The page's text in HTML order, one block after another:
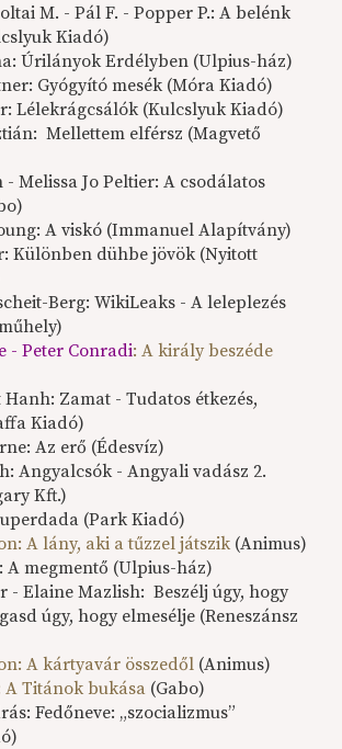
M. - Pál F. - Popper P.: A belénk
Kiadó)
Úrilányok Erdélyben (Ulpius-ház)
Gyógyító mesék (Móra Kiadó)
Lélekrágcsálók (Kulcslyuk Kiadó)
Mellettem elférsz (Magvető
- Melissa Jo Peltier: A csodálatos
A viskó (Immanuel Alapítvány)
Különben dühbe jövök (Nyitott
Berg: WikiLeaks - A leleplezés
- Peter Conradi: A király beszéde
Zamat - Tudatos étkezés,
Kiadó)
Az erő (Édesvíz)
Angyalcsók - Angyali vadász 2.
Kft.)
(Park Kiadó)
A lány, aki a tűzzel játszik (Animus)
A megmentő (Ulpius-ház)
- Elaine Mazlish: Beszélj úgy, hogy
úgy, hogy elmesélje (Reneszánsz
A kártyavár összedől (Animus)
A Titánok bukása (Gabo)
Fedőneve: „szocializmus”